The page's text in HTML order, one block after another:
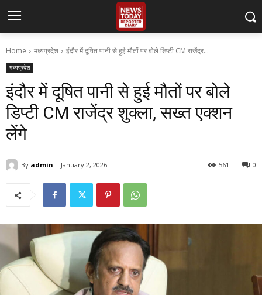
Home मध्यप्रदेश इंदौर में दूषित पानी से हुई मौतों पर बोले डिप्टी CM राजेंद्र...
मध्यप्रदेश
इंदौर में दूषित पानी से हुई मौतों पर बोले
डिप्टी CM राजेंद्र शुक्ला, सख्त एक्शन
लेंगे
By admin January 2, 2026 0
561